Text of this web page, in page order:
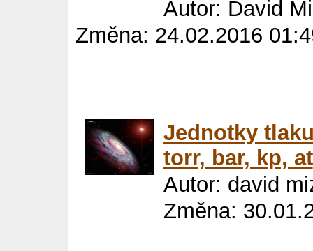
Autor: David
Změna: 24.02.2016
Jednotky
torr, bar, kp, at
Autor: david
Změna: